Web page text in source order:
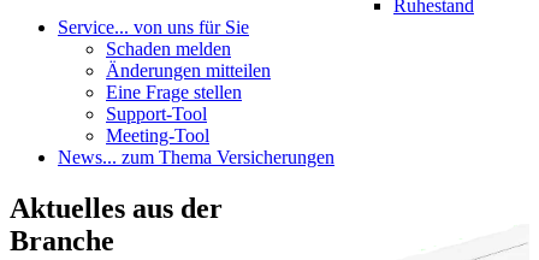
Ruhestand
Service... von uns für Sie
Schaden melden
Änderungen mitteilen
Eine Frage stellen
Support-Tool
Meeting-Tool
News... zum Thema Versicherungen
Aktuelles aus der
Branche